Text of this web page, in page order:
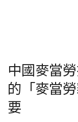
中國麥當
的「麥當
要